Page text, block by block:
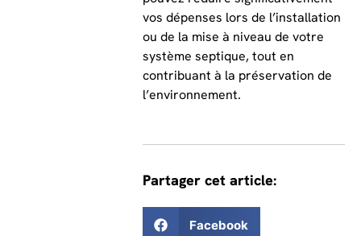
vos dépenses lors de l’installation
ou de la mise à niveau de votre
système septique, tout en
contribuant à la préservation de
l’environnement.
Partager cet article:
Facebook